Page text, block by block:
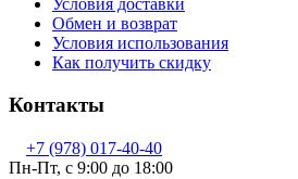
Условия доставки
Обмен и возврат
Условия использования
Как получить скидку
Контакты
+7 (978) 017-40-40
Пн-Пт, c 9:00 до 18:00